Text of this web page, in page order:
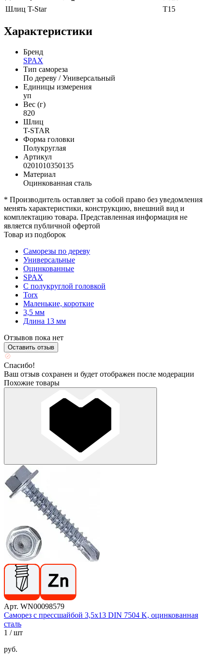
Шлиц T-Star
T15
Характеристики
Бренд
SPAX
Тип самореза
По дереву / Универсальный
Единицы измерения
уп
Вес (г)
820
Шлиц
T-STAR
Форма головки
Полукруглая
Артикул
0201010350135
Материал
Оцинкованная сталь
* Производитель оставляет за собой право без уведомления
менять характеристики, конструкцию, внешний вид и
комплектацию товара. Представленная информация не
является публичной офертой
Товар из подборок
Саморезы по дереву
Универсальные
Оцинкованные
SPAX
С полукруглой головкой
Torx
Маленькие, короткие
3,5 мм
Длина 13 мм
Отзывов пока нет
Оставить отзыв
Спасибо!
Ваш отзыв сохранен и будет отображен после модерации
Похожие товары
Арт. WN00098579
Саморез с прессшайбой 3,5х13 DIN 7504 K, оцинкованная
сталь
1 / шт
руб.